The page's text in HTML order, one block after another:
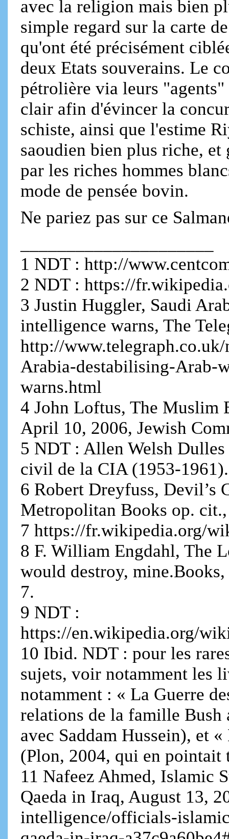
avec la religion mais bien
simple regard sur la carte
qu'ont été précisément
deux Etats souverains. Le
pétrolière via leurs
clair afin d'évincer la
schiste, ainsi que l'estime
saoudien bien plus riche, et
par les riches hommes
mode de pensée bovin.
Ne pariez pas sur ce
1 NDT : http://
2 NDT : https://
3 Justin Huggler, Saudi
intelligence warns, The
http://
Arabia-destabilising-Arab-
warns.html
4 John Loftus, The Muslim
April 10, 2006, Jewish
5 NDT : Allen Welsh
civil de la CIA (1953-1961).
6 Robert Dreyfuss, Devil’s
Metropolitan Books op.
7 https://fr.wikipedia.org/
8 F. William Engdahl, The
would destroy,
7.
9 NDT :
https://en.wikipedia.org/
10 Ibid. NDT : pour les
sujets, voir notamment les
notamment : « La Guerre
relations de la famille Bush
avec Saddam Hussein), et
(Plon, 2004, qui en pointait
11 Nafeez Ahmed, Islamic
Qaeda in Iraq, August 13,
intelligence/officials-